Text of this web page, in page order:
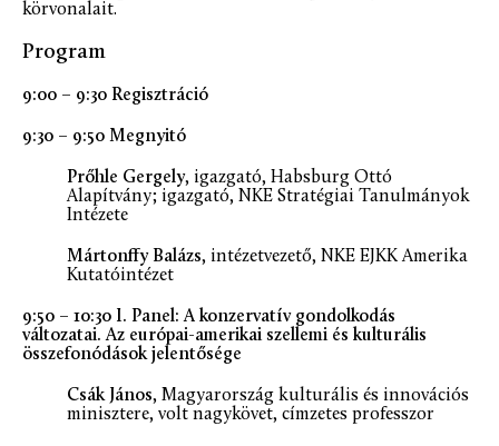
körvonalait.
Program
9:00 – 9:30 Regisztráció
9:30 – 9:50 Megnyitó
Prőhle Gergely, igazgató, Habsburg Ottó
Alapítvány; igazgató, NKE Stratégiai Tanulmányok
Intézete
Mártonffy Balázs, intézetvezető, NKE EJKK Amerika
Kutatóintézet
9:50 – 10:30 I. Panel: A konzervatív gondolkodás
változatai. Az európai-amerikai szellemi és kulturális
összefonódások jelentősége
Csák János, Magyarország kulturális és innovációs
minisztere, volt nagykövet, címzetes professzor